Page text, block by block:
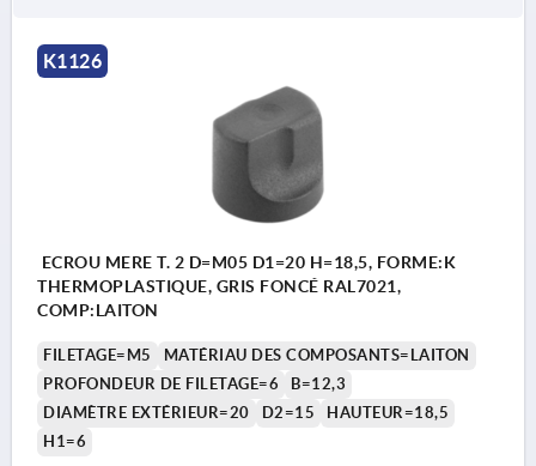
K1126
ECROU MERE T. 2 D=M05 D1=20 H=18,5, FORME:K
THERMOPLASTIQUE, GRIS FONCÉ RAL7021,
COMP:LAITON
FILETAGE=M5
MATÉRIAU DES COMPOSANTS=LAITON
PROFONDEUR DE FILETAGE=6
B=12,3
DIAMÈTRE EXTÉRIEUR=20
D2=15
HAUTEUR=18,5
H1=6